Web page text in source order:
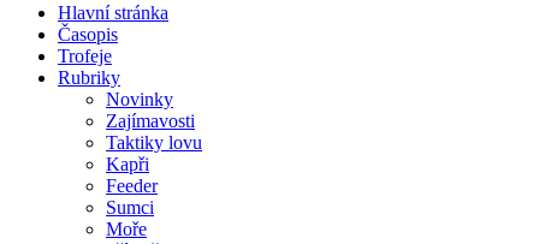
Hlavní stránka
Časopis
Trofeje
Rubriky
Novinky
Zajímavosti
Taktiky lovu
Kapři
Feeder
Sumci
Moře